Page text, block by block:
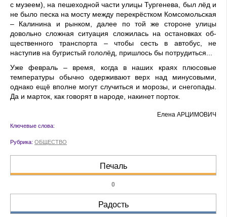
с музеем), на пеше­ходной части улицы Тур­генева, был лёд и
не было песка на мосту между пере­крёстком Комсомольская
– Калинина и рынком, далее по той же стороне улицы
довольно сложная ситуация сложилась на остановках об­
щественного транспорта – чтобы сесть в автобус, не
наступив на бугристый го­лолёд, пришлось бы потру­диться...
Уже февраль – время, ког­да в наших краях плюсовые
температуры обычно одер­живают верх над минусо­выми,
однако ещё вполне могут случиться и морозы, и снегопады.
Да и марток, как говорят в народе, наки­нет порток.
Елена АРЦИМОВИЧ
Ключевые слова:
Рубрика: ОБЩЕСТВО
Печаль
0
Радость